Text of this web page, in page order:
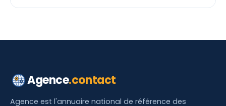
Agence.contact
Agence est l'annuaire national de référence des